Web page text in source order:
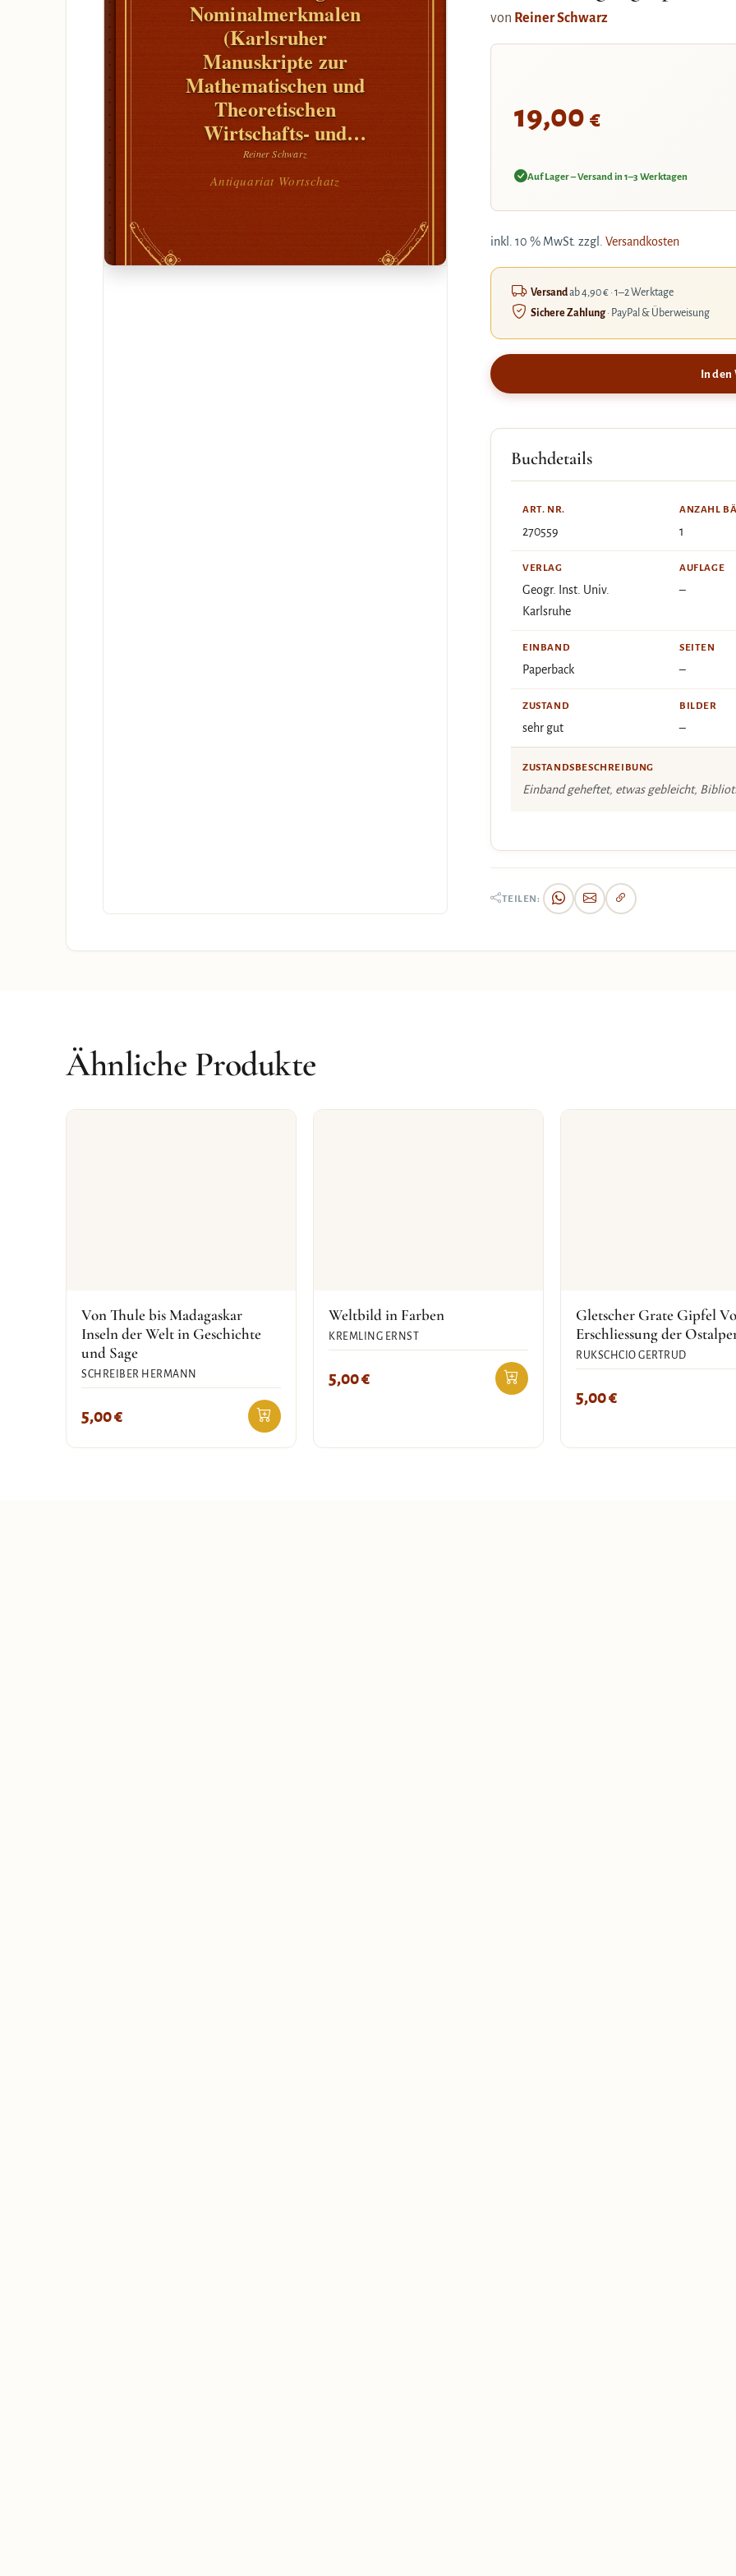
Nominalmerkmalen
(Karlsruher
Manuskripte zur
Mathematischen und
Theoretischen
Wirtschafts- und
Sozialgeographie 21)
Reiner Schwarz
Antiquariat Wortschatz
von Reiner Schwarz
19,00 €
Auf Lager – Versand in 1–3 Werktagen
inkl. 10 % MwSt. zzgl. Versandkosten
Versandab 4,90 € · 1–2 Werktage
Sichere Zahlung· PayPal & Überweisung
In den
Buchdetails
ART. NR.
270559
ANZAHL
1
VERLAG
Geogr. Inst. Univ.
Karlsruhe
AUFLAGE
–
EINBAND
Paperback
SEITEN
–
ZUSTAND
sehr gut
BILDER
–
ZUSTANDSBESCHREIBUNG
Einband geheftet, etwas gebleicht,
TEILEN:
Ähnliche Produkte
Von Thule bis Madagaskar
Inseln der Welt in Geschichte
und Sage
SCHREIBER HERMANN
5,00€
Weltbild in Farben
KREMLING ERNST
5,00€
Gletscher Grate Gipfel
Erschliessung der
RUKSCHCIO GERTRUD
5,00€